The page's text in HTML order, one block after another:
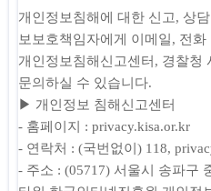
개인정보침해에 대한 신고, 상
보보호책임자에게 이메일, 전
개인정보침해신고센터, 경찰청
문의하실 수 있습니다.
▶ 개인정보 침해신고센터
- 홈페이지 : privacy.kisa.or.kr
- 연락처 : (국번없이) 118,
- 주소 : (05717) 서울시 송파구